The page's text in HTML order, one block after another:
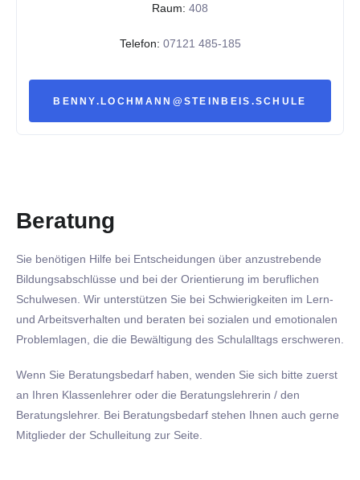
Raum: 408
Telefon: 07121 485-185
BENNY.LOCHMANN@STEINBEIS.SCHULE
Beratung
Sie benötigen Hilfe bei Entscheidungen über anzustrebende
Bildungsabschlüsse und bei der Orientierung im beruflichen
Schulwesen. Wir unterstützen Sie bei Schwierigkeiten im Lern-
und Arbeitsverhalten und beraten bei sozialen und emotionalen
Problemlagen, die die Bewältigung des Schulalltags erschweren.
Wenn Sie Beratungsbedarf haben, wenden Sie sich bitte zuerst
an Ihren Klassenlehrer oder die Beratungslehrerin / den
Beratungslehrer. Bei Beratungsbedarf stehen Ihnen auch gerne
Mitglieder der Schulleitung zur Seite.